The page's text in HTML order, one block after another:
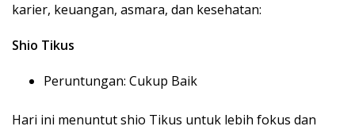
karier, keuangan, asmara, dan kesehatan:
Shio Tikus
Peruntungan: Cukup Baik
Hari ini menuntut shio Tikus untuk lebih fokus dan